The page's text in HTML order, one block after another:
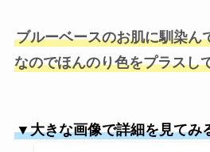
ブルーベースのお肌に馴染ん
なのでほんのり色をプラスし
▼大きな画像で詳細を見てみ